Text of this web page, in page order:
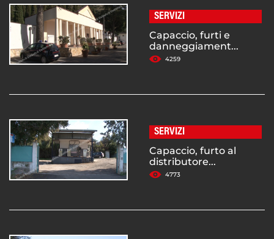
SERVIZI
Capaccio, furti e
danneggiament...
4259
SERVIZI
Capaccio, furto al
distributore...
4773